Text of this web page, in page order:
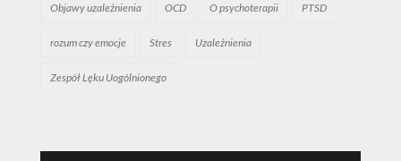
Objawy uzależnienia OCD O psychoterapii PTSD
rozum czy emocje Stres Uzależnienia
Zespół Lęku Uogólnionego